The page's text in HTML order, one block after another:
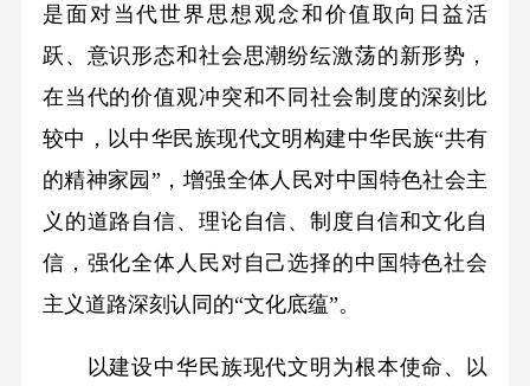
是面对当代世界思想观念和价值取向日益活
跃、意识形态和社会思潮纷纭激荡的新形势，
在当代的价值观冲突和不同社会制度的深刻比
较中，以中华民族现代文明构建中华民族“共有
的精神家园”，增强全体人民对中国特色社会主
义的道路自信、理论自信、制度自信和文化自
信，强化全体人民对自己选择的中国特色社会
主义道路深刻认同的“文化底蕴”。
以建设中华民族现代文明为根本使命、以